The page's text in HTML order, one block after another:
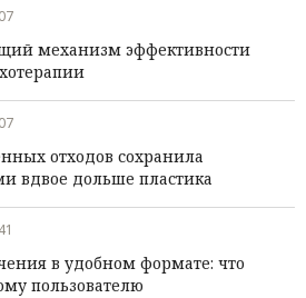
механизм эффективности
отходов сохранила
вдвое дольше пластика
в удобном формате: что
пользователю